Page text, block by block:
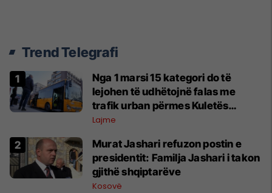
Trend Telegrafi
Nga 1 marsi 15 kategori do të
lejohen të udhëtojnë falas me
trafik urban përmes Kuletës
Digjitale
Lajme
Murat Jashari refuzon postin e
presidentit: Familja Jashari i takon
gjithë shqiptarëve
Kosovë